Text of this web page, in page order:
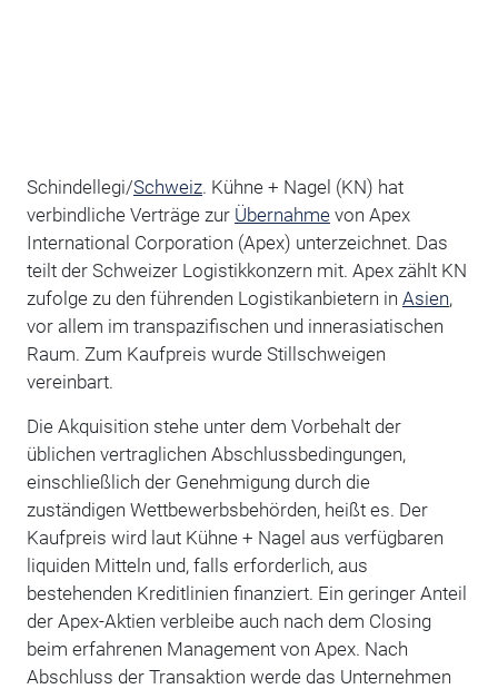
Schindellegi/Schweiz. Kühne + Nagel (KN) hat
verbindliche Verträge zur Übernahmevon Apex
International Corporation (Apex) unterzeichnet. Das
teilt der Schweizer Logistikkonzern mit. Apex zählt KN
zufolge zu den führenden Logistikanbietern in Asien,
vor allem im transpazifischen und innerasiatischen
Raum. Zum Kaufpreis wurde Stillschweigen
vereinbart.
Die Akquisition stehe unter dem Vorbehalt der
üblichen vertraglichen Abschlussbedingungen,
einschließlich der Genehmigung durch die
zuständigen Wettbewerbsbehörden, heißt es. Der
Kaufpreis wird laut Kühne + Nagel aus verfügbaren
liquiden Mitteln und, falls erforderlich, aus
bestehenden Kreditlinien finanziert. Ein geringer Anteil
der Apex-Aktien verbleibe auch nach dem Closing
beim erfahrenen Management von Apex. Nach
Abschluss der Transaktion werde das Unternehmen